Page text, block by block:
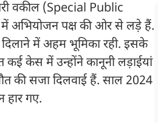
वकील (Special Public
अभियोजन पक्ष की ओर से लड़े हैं.
में अहम भूमिका रही. इसके
कई केस में उन्होंने कानूनी लड़ाईयां
की सजा दिलवाई हैं. साल 2024
हार गए.